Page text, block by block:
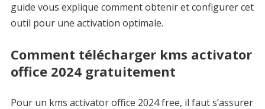
guide vous explique comment obtenir et configurer cet
outil pour une activation optimale.
Comment télécharger kms activator
office 2024 gratuitement
Pour un kms activator office 2024 free, il faut s’assurer